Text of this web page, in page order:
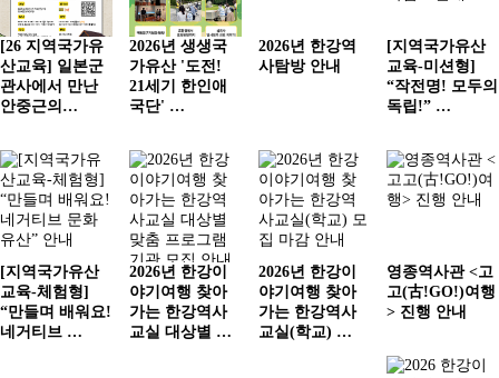
문화유산활용
교육
사회서비스
소개
우리가만드
는미래
사업소개
오시는길
문화유산활
용
문화유산활
역사문화콘텐
츠
역사문화교육
교육
살아있는 역
수업
학교와 함께
사회서
적
공지/
소식
공지
[26 지역국가유
산교육] 일본군
관사에서 만난
안중근의…
2026년 생생국
가유산 '도전!
21세기 한인애
국단' …
2026년 한강역
사탐방 안내
[지역국가유산
교육-미션형]
“작전명! 모두의
독립!” …
[지역국가유산
교육-체험형]
“만들며 배워요!
네거티브 …
2026년 한강이
야기여행 찾아
가는 한강역사
교실 대상별 …
2026년 한강이
야기여행 찾아
가는 한강역사
교실(학교) …
영종역사관 <고
고(古!GO!)여행
> 진행 안내